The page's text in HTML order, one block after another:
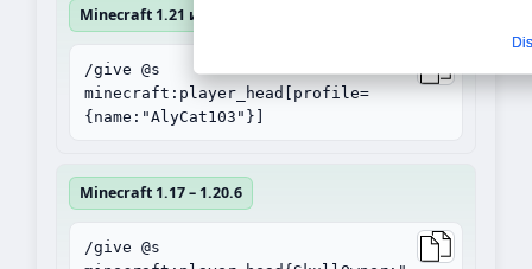
Minecraft 1.21 и выше
/give @s
minecraft:player_head[profile=
{name:"AlyCat103"}]
Minecraft 1.17 – 1.20.6
/give @s